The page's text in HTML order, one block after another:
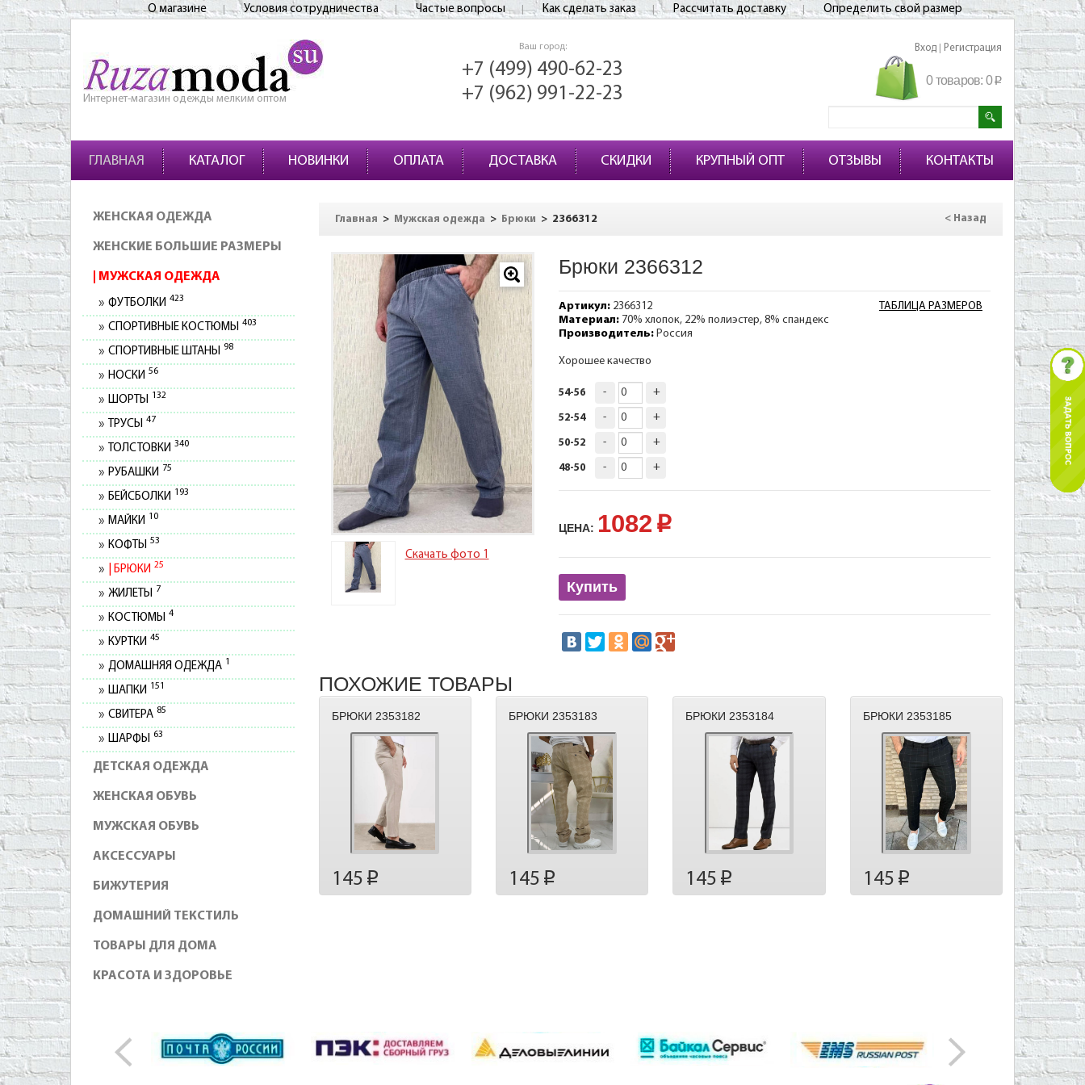
О магазине Условия сотрудничества Частые вопросы Как сделать заказ Рассчитать доставку Определить свой размер
Интернет-магазин одежды мелким оптом
Ваш город:
+7 (499) 490-62-23
+7 (962) 991-22-23
Вход Регистрация
0 товаров: 0p
ГЛАВНАЯ КАТАЛОГ НОВИНКИ ОПЛАТА ДОСТАВКА СКИДКИ КРУПНЫЙ ОПТ ОТЗЫВЫ КОНТАКТЫ
ЖЕНСКАЯ ОДЕЖДА
ЖЕНСКИЕ БОЛЬШИЕ РАЗМЕРЫ
МУЖСКАЯ ОДЕЖДА
ФУТБОЛКИ 423
СПОРТИВНЫЕ КОСТЮМЫ 403
СПОРТИВНЫЕ ШТАНЫ 98
НОСКИ 56
ШОРТЫ 132
ТРУСЫ 47
ТОЛСТОВКИ 340
РУБАШКИ 75
БЕЙСБОЛКИ 193
МАЙКИ 10
КОФТЫ 53
БРЮКИ 25
ЖИЛЕТЫ 7
КОСТЮМЫ 4
КУРТКИ 45
ДОМАШНЯЯ ОДЕЖДА 1
ШАПКИ 151
СВИТЕРА 85
ШАРФЫ 63
ДЕТСКАЯ ОДЕЖДА
ЖЕНСКАЯ ОБУВЬ
МУЖСКАЯ ОБУВЬ
АКСЕССУАРЫ
БИЖУТЕРИЯ
ДОМАШНИЙ ТЕКСТИЛЬ
ТОВАРЫ ДЛЯ ДОМА
КРАСОТА И ЗДОРОВЬЕ
Главная > Мужская одежда > Брюки > 2366312 < Назад
Скачать фото 1
Брюки 2366312
ТАБЛИЦА РАЗМЕРОВ
Артикул:2366312
Материал:70% хлопок, 22% полиэстер, 8% спандекс
Производитель:Россия
Хорошее качество
54-56 - +
52-54 - +
50-52 - +
48-50 - +
ЦЕНА: 1082 p
Купить
ПОХОЖИЕ ТОВАРЫ
БРЮКИ 2353182
145 p
БРЮКИ 2353183
145 p
БРЮКИ 2353184
145 p
БРЮКИ 2353185
145 p